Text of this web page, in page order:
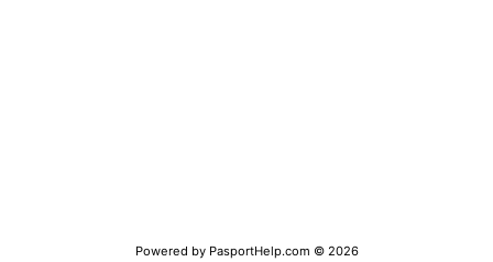
Powered by PasportHelp.com © 2026